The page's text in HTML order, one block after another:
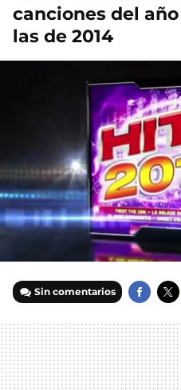
canciones del
las de 2014
Sin comentarios